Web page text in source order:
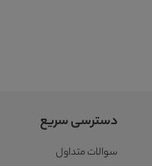
دسترسی سریع
سوالات متداول